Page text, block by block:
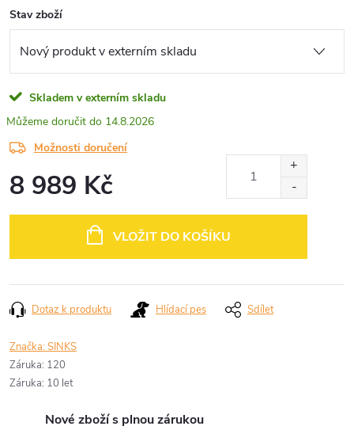
Stav zboží
Skladem v externím skladu
14.8.2026
Možnosti doručení
8 989 Kč
VLOŽIT DO KOŠÍKU
Dotaz k produktu Hlídací pes Sdílet
Značka:SINKS
Záruka: 120
Záruka: 10 let
Nové zboží s plnou zárukou